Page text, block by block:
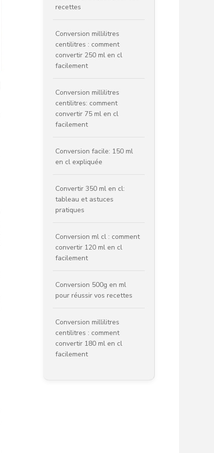
recettes
Conversion millilitres
centilitres : comment
convertir 250 ml en cl
facilement
Conversion millilitres
centilitres: comment
convertir 75 ml en cl
facilement
Conversion facile: 150 ml
en cl expliquée
Convertir 350 ml en cl:
tableau et astuces
pratiques
Conversion ml cl : comment
convertir 120 ml en cl
facilement
Conversion 500g en ml
pour réussir vos recettes
Conversion millilitres
centilitres : comment
convertir 180 ml en cl
facilement